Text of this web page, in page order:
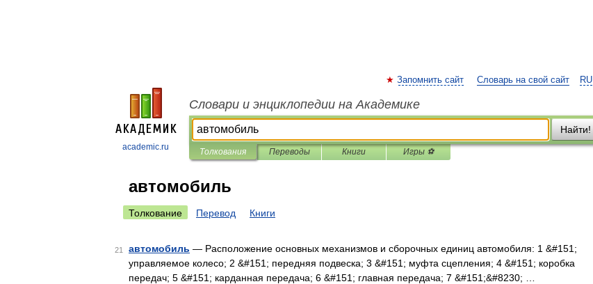
academic.ru
RU
Запомнить сайт Словарь на свой сайт
Словари и энциклопедии на Академике
Найти!
Толкования Переводы Книги Игры ⚽
автомобиль
Толкование Перевод Книги
21 автомобиль — Расположение основных механизмов и сборочных единиц автомобиля: 1 &#151;
управляемое колесо; 2 &#151; передняя подвеска; 3 &#151; муфта сцепления; 4 &#151; коробка
передач; 5 &#151; карданная передача; 6 &#151; главная передача; 7 &#151;&#8230; …